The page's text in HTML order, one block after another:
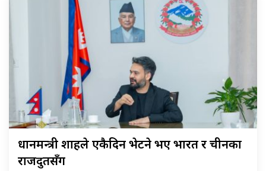
प्रधानमन्त्री शाहले एकैदिन भेटने भए भारत र चीनका
राजदुतसँग